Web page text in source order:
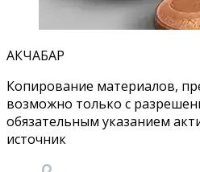
АКЧАБАР
Копирование материалов,
возможно только с
обязательным указанием
источник